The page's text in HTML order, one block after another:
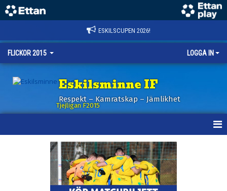
ESKILSCUPEN 2026!
FLICKOR 2015 LOGGA IN
Eskilsminne IF
Respekt – Kamratskap – Jämlikhet
Tjejligan F2015